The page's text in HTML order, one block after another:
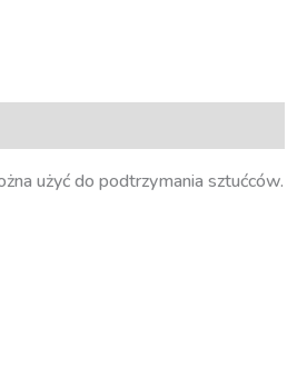
użyć do podtrzymania sztućców.